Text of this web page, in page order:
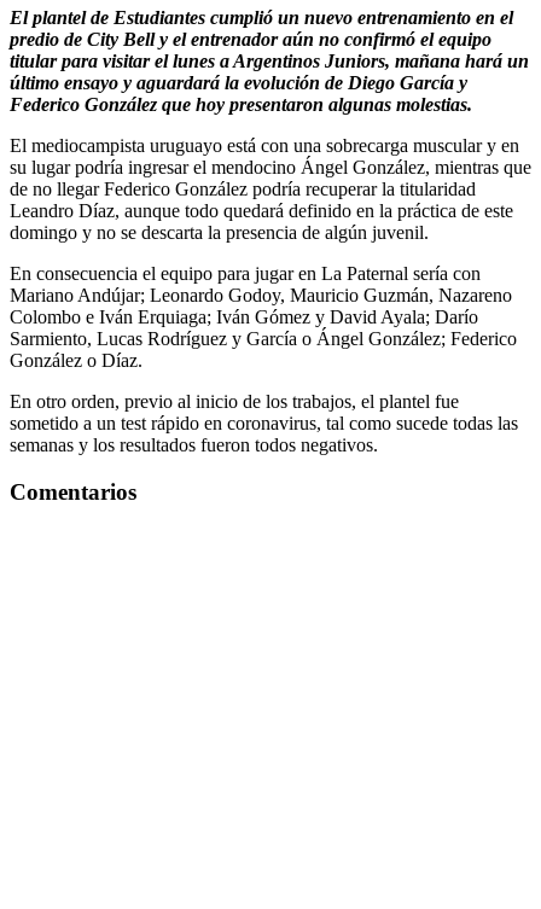
El plantel de Estudiantes cumplió un nuevo entrenamiento en el
predio de City Bell y el entrenador aún no confirmó el equipo
titular para visitar el lunes a Argentinos Juniors, mañana hará un
último ensayo y aguardará la evolución de Diego García y
Federico González que hoy presentaron algunas molestias.
El mediocampista uruguayo está con una sobrecarga muscular y en
su lugar podría ingresar el mendocino Ángel González, mientras que
de no llegar Federico González podría recuperar la titularidad
Leandro Díaz, aunque todo quedará definido en la práctica de este
domingo y no se descarta la presencia de algún juvenil.
En consecuencia el equipo para jugar en La Paternal sería con
Mariano Andújar; Leonardo Godoy, Mauricio Guzmán, Nazareno
Colombo e Iván Erquiaga; Iván Gómez y David Ayala; Darío
Sarmiento, Lucas Rodríguez y García o Ángel González; Federico
González o Díaz.
En otro orden, previo al inicio de los trabajos, el plantel fue
sometido a un test rápido en coronavirus, tal como sucede todas las
semanas y los resultados fueron todos negativos.
Comentarios